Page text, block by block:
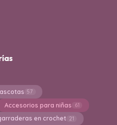
57
Accesorios para niñas 61
en crochet 21